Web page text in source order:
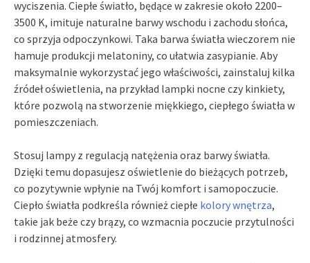
wyciszenia. Ciepłe światło, będące w zakresie około 2200–
3500 K, imituje naturalne barwy wschodu i zachodu słońca,
co sprzyja odpoczynkowi. Taka barwa światła wieczorem nie
hamuje produkcji melatoniny, co ułatwia zasypianie. Aby
maksymalnie wykorzystać jego właściwości, zainstaluj kilka
źródeł oświetlenia, na przykład lampki nocne czy kinkiety,
które pozwolą na stworzenie miękkiego, ciepłego światła w
pomieszczeniach.
Stosuj lampy z regulacją natężenia oraz barwy światła.
Dzięki temu dopasujesz oświetlenie do bieżących potrzeb,
co pozytywnie wpłynie na Twój komfort i samopoczucie.
Ciepło światła podkreśla również ciepłe kolory wnętrza,
takie jak beże czy brązy, co wzmacnia poczucie przytulności
i rodzinnej atmosfery.